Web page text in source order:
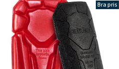
Bra pris